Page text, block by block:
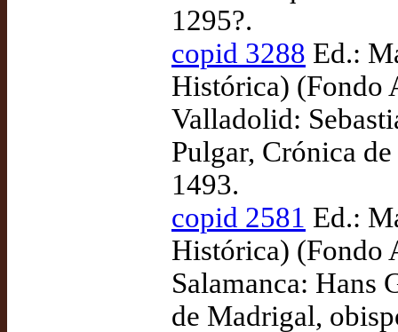
1295?.
copid 3288 Ed.:
Histórica) (Fondo
Valladolid:
Pulgar, Crónica
1493.
copid 2581 Ed.:
Histórica) (Fondo
Salamanca: Hans
de Madrigal,